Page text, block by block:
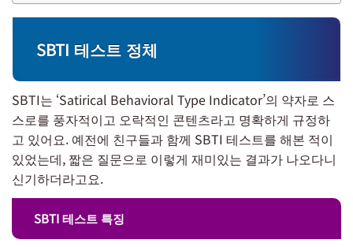
SBTI 테스트 정체
SBTI는 ‘Satirical Behavioral Type Indicator’의 약자로 스
스로를 풍자적이고 오락적인 콘텐츠라고 명확하게 규정하
고 있어요. 예전에 친구들과 함께 SBTI 테스트를 해본 적이
있었는데, 짧은 질문으로 이렇게 재미있는 결과가 나오다니
신기하더라고요.
SBTI 테스트 특징